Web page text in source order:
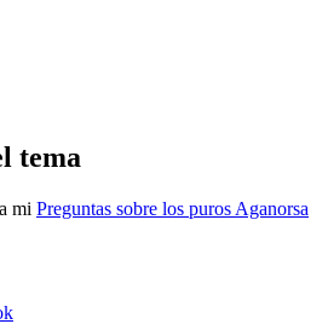
tema
mi Preguntas sobre los puros Aganorsa